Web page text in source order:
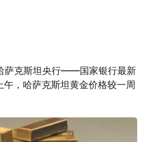
萨克斯坦央行——国家银行最新
，哈萨克斯坦黄金价格较一周